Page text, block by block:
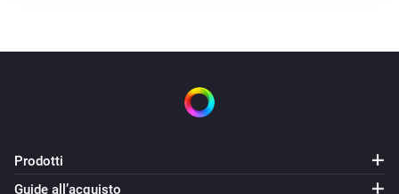
Prodotti
Guide all’acquisto